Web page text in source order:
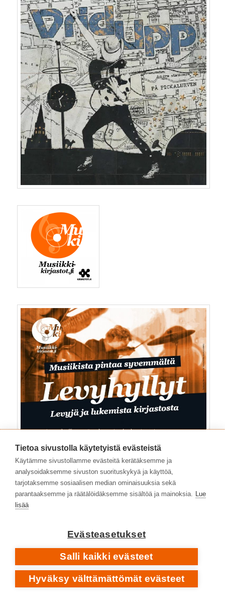
Tietoa sivustolla käytetyistä evästeistä
Käytämme sivustollamme evästeitä kerätäksemme ja
analysoidaksemme sivuston suorituskykyä ja käyttöä,
tarjotaksemme sosiaalisen median ominaisuuksia sekä
parantaaksemme ja räätälöidäksemme sisältöä ja mainoksia. Lue
lisää
Evästeasetukset
Salli kaikki evästeet
Hyväksy välttämättömät evästeet